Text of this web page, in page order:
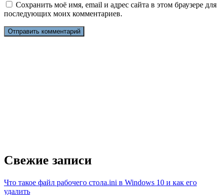
Сохранить моё имя, email и адрес сайта в этом браузере для
последующих моих комментариев.
Свежие записи
Что такое файл рабочего стола.ini в Windows 10 и как его
удалить